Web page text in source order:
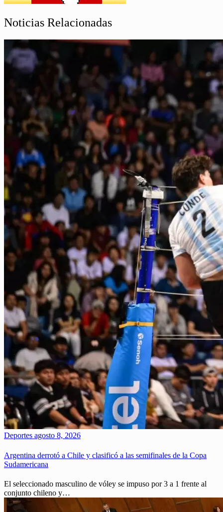
Noticias Relacionadas
Deportes agosto 8, 2026
Argentina derrotó a Chile y clasificó a las semifinales de la Copa
Sudamericana
El seleccionado masculino de vóley se impuso por 3 a 1 frente al
conjunto chileno y…